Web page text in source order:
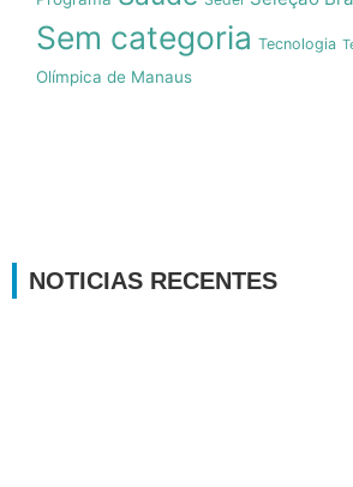
Sem categoria Tecnologia
Olímpica de Manaus
NOTICIAS RECENTES